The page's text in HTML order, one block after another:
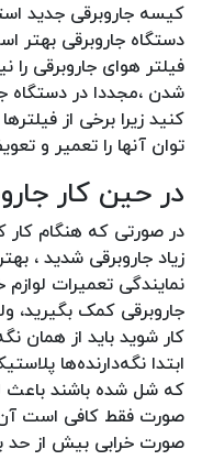
کیسه جاروبرقی جدید
دستگاه جاروبرقی بهتر
فیلتر هوای جاروبرقی
شدن ،مجددا در دستگاه
کنید زیرا برخی از
توان آنها را تعمیر و
در حین کار
در صورتی که هنگام کار
زیاد جاروبرقی شدید ،
نمایندگی تعمیرات
جاروبرقی کمک
کار شوید باید از همان
ابتدا نگه‌دارنده‌ها
که شل شده‌ باشند باعث
صورت فقط کافی است
صورت خرابی بیش از حد